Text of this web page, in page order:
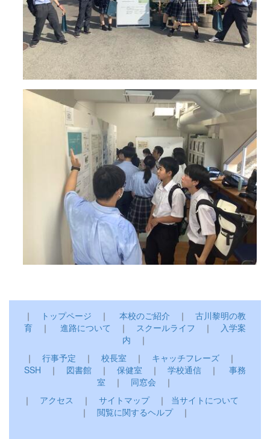
｜ トップページ ｜ 本校のご紹介 ｜ 古川黎明の教
育 ｜ 進路について ｜ スクールライフ ｜
入学案
内 ｜
｜ 行事予定 ｜ 校長室 ｜ キャッチフレーズ ｜
SSH ｜ 図書館 ｜ 保健室 ｜ 学校通信 ｜ 事務
室 ｜ 同窓会 ｜
｜ アクセス ｜ サイトマップ｜ 当サイトについて
｜ 閲覧に関するヘルプ｜